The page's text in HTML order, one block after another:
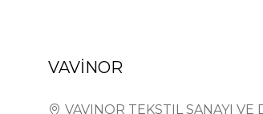
VAVİNOR
VAVINOR TEKSTIL SANAYI VE